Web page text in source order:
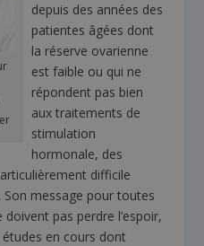
depuis des années des
patientes âgées dont
la réserve ovarienne
est faible ou qui ne
répondent pas bien
aux traitements de
stimulation
hormonale, des
difficile
Son message pour toutes
doivent pas perdre l’espoir,
en cours dont